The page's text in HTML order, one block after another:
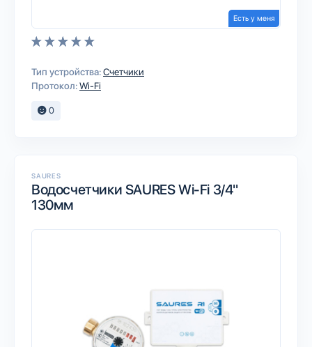
Есть у меня
Тип устройства:Счетчики
Протокол:Wi-Fi
0
SAURES
Водосчетчики SAURES Wi-Fi 3/4"
130мм